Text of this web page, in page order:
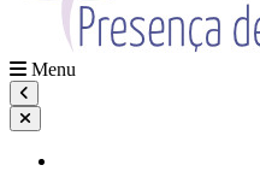
Menu